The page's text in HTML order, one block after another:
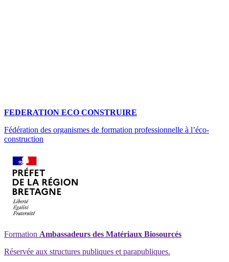
FEDERATION ECO CONSTRUIRE
Fédération des organismes de formation professionnelle à l’éco-
construction
Formation Ambassadeurs des Matériaux Biosourcés
Réservée aux structures publiques et parapubliques.